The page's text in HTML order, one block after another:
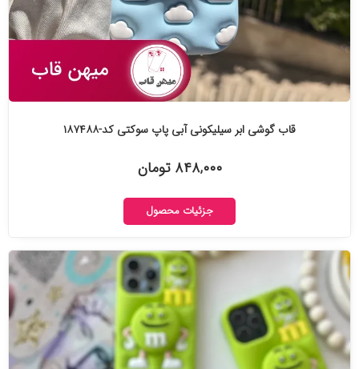
قاب گوشی ابر سیلیکونی آبی پاپ سوکتی کد-۱۸۷۴۸۸
۸۴۸,۰۰۰ تومان
جزئیات محصول